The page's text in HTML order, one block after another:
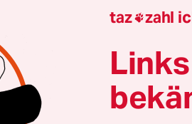
Attentat auf den ehemaligen
aufgeklärt. Zwar sind die
jede Seite hat ihrer
lautstark Ausdruck
nach. Aber auch
taz zahl